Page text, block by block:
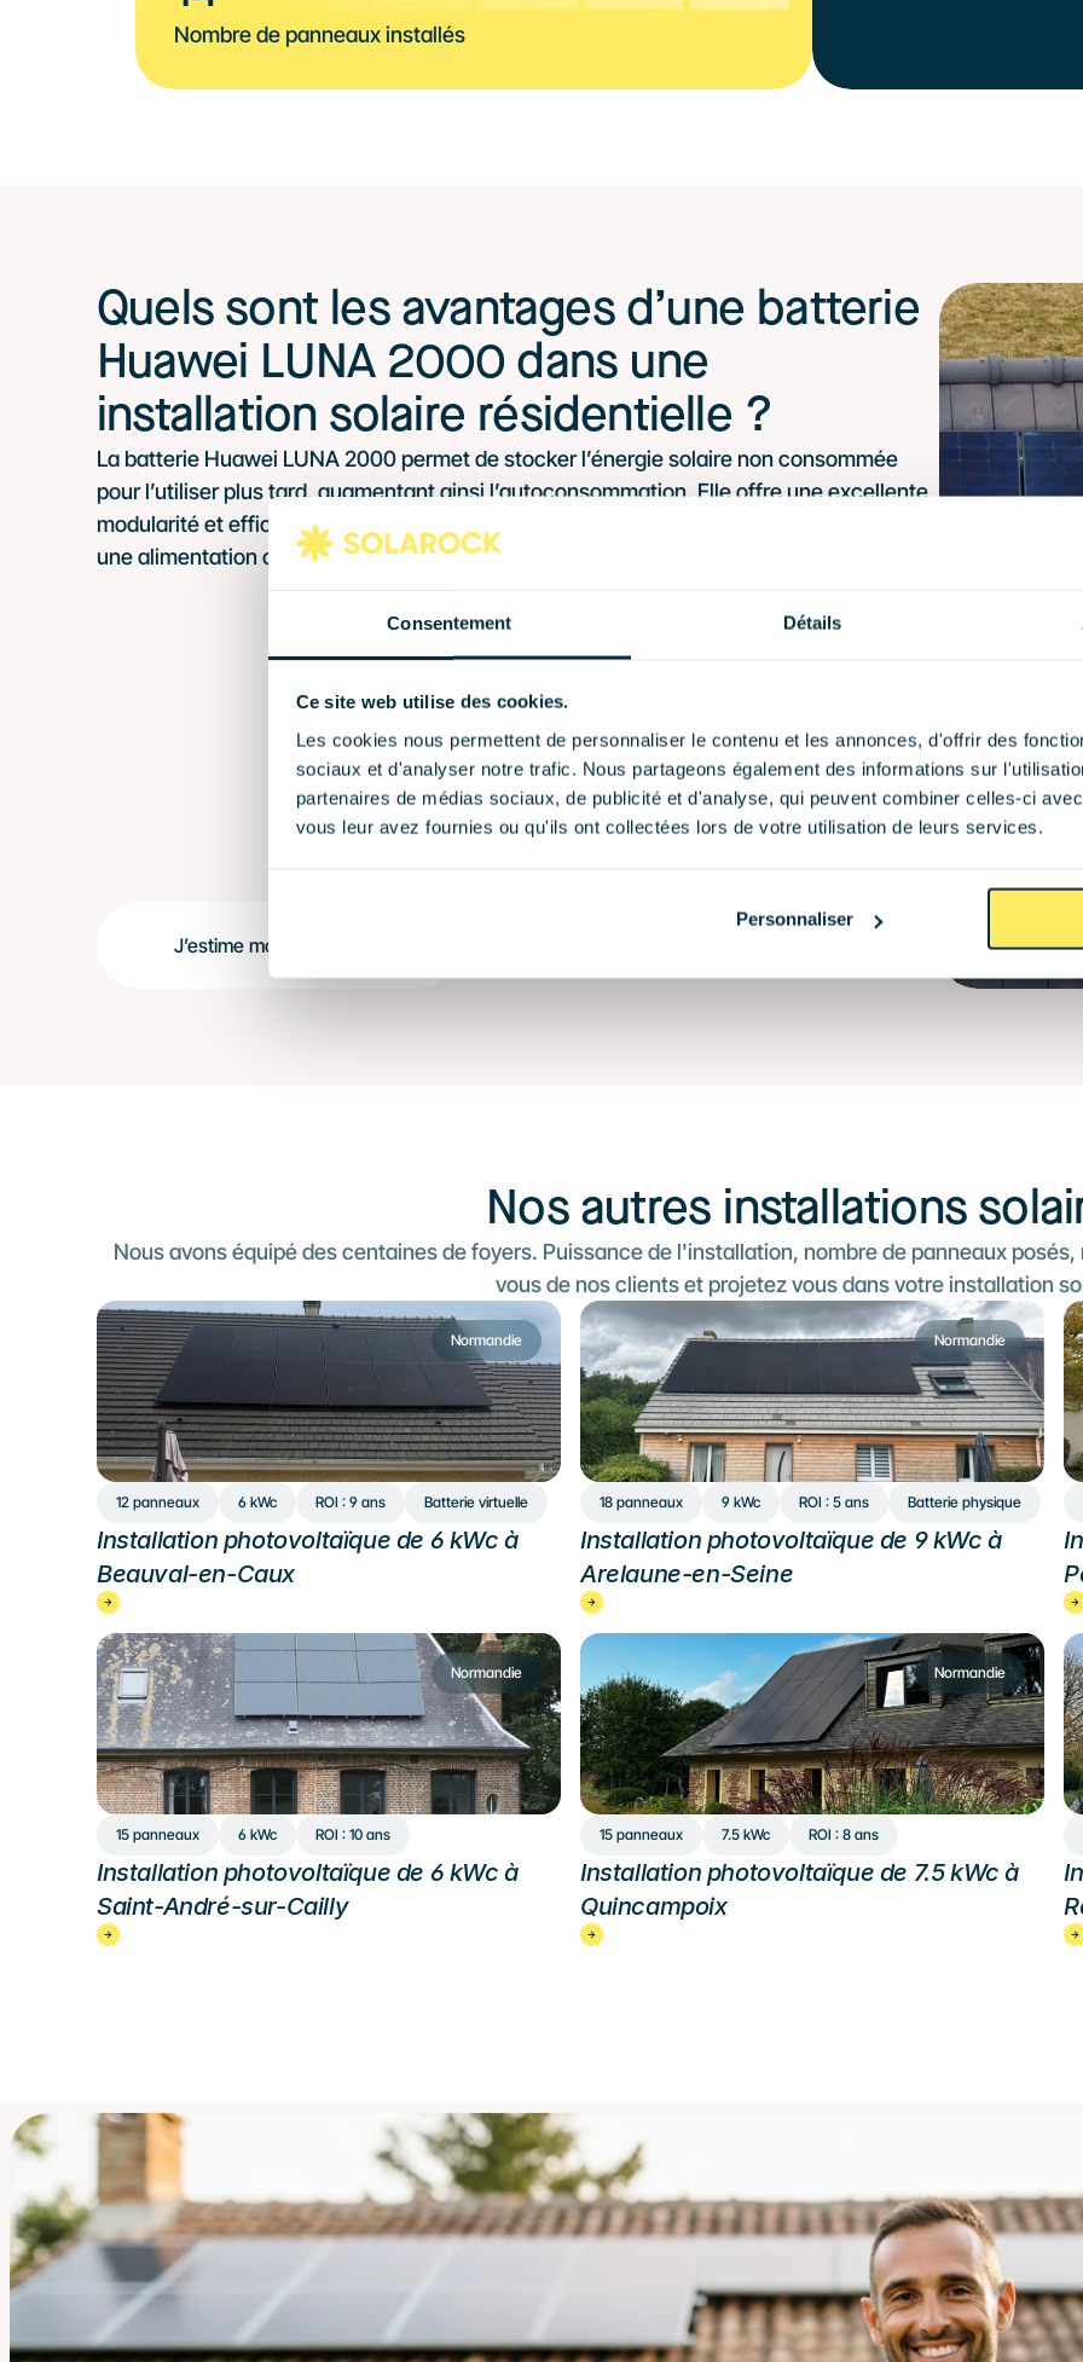
Consentement Détails
Ce site web utilise des cookies.
Les cookies nous permettent de personnaliser le contenu et les annonces, d'offrir des
sociaux et d'analyser notre trafic. Nous partageons également des informations sur
partenaires de médias sociaux, de publicité et d'analyse, qui peuvent combiner celles-ci
vous leur avez fournies ou qu'ils ont collectées lors de votre utilisation de leurs services.
Personnaliser
Nombre de panneaux installés
Quels sont les avantages d’une batterie
Huawei LUNA 2000 dans une
installation solaire résidentielle ?
La batterie Huawei LUNA 2000 permet de stocker l’énergie solaire non consommée
pour l’utiliser plus tard, augmentant ainsi l’autoconsommation. Elle offre une excellente
modularité et efficacité énergétique, adaptée aux besoins du foyer. Enfin, elle garantit
une alimentation continue, même en cas de coupure ou de faible production solaire.
J’estime mon projet solaire
Nos autres installations
Nous avons équipé des centaines de foyers. Puissance de l'installation, nombre de panneaux
vous de nos clients et projetez vous dans votre installation
Normandie
12 panneaux 6 kWc ROI : 9 ans Batterie virtuelle
Installation photovoltaïque de 6 kWc à
Beauval-en-Caux
Normandie
18 panneaux 9 kWc ROI : 5 ans Batterie physique
Installation photovoltaïque de 9 kWc à
Arelaune-en-Seine
Normandie
15 panneaux 6 kWc ROI : 10 ans
Installation photovoltaïque de 6 kWc à
Saint-André-sur-Cailly
Normandie
15 panneaux 7.5 kWc ROI : 8 ans
Installation photovoltaïque de 7.5 kWc à
Quincampoix